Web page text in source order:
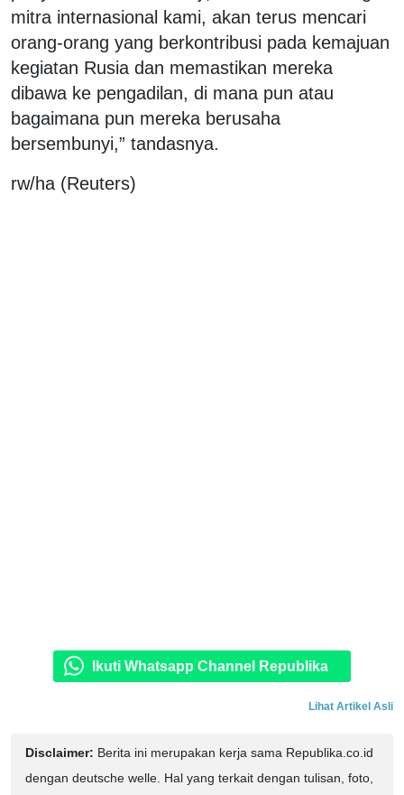
mitra internasional kami, akan terus mencari
orang-orang yang berkontribusi pada kemajuan
kegiatan Rusia dan memastikan mereka
dibawa ke pengadilan, di mana pun atau
bagaimana pun mereka berusaha
bersembunyi,” tandasnya.
rw/ha (Reuters)
Ikuti Whatsapp Channel Republika
Lihat Artikel Asli
Disclaimer: Berita ini merupakan kerja sama Republika.co.id
dengan deutsche welle. Hal yang terkait dengan tulisan, foto,